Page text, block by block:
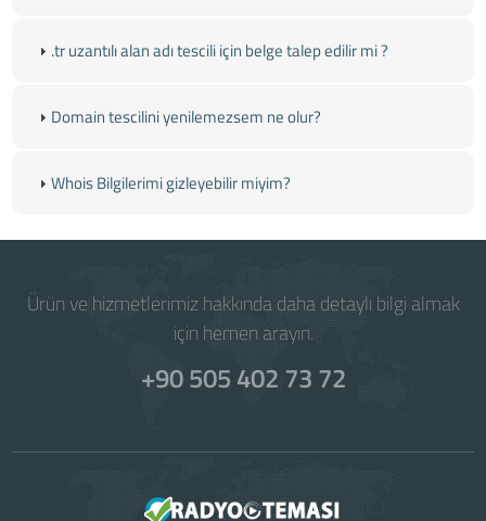
.tr uzantılı alan adı tescili için belge talep edilir mi ?
Domain tescilini yenilemezsem ne olur?
Whois Bilgilerimi gizleyebilir miyim?
Ürün ve hizmetlerimiz hakkında daha detaylı bilgi almak
için hemen arayın.
+90 505 402 73 72